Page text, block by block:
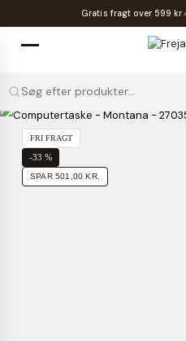
Gratis fragt over 599 kr.
Søg efter produkter...
-33 %
FRI FRAGT
SPAR 501,00 KR.